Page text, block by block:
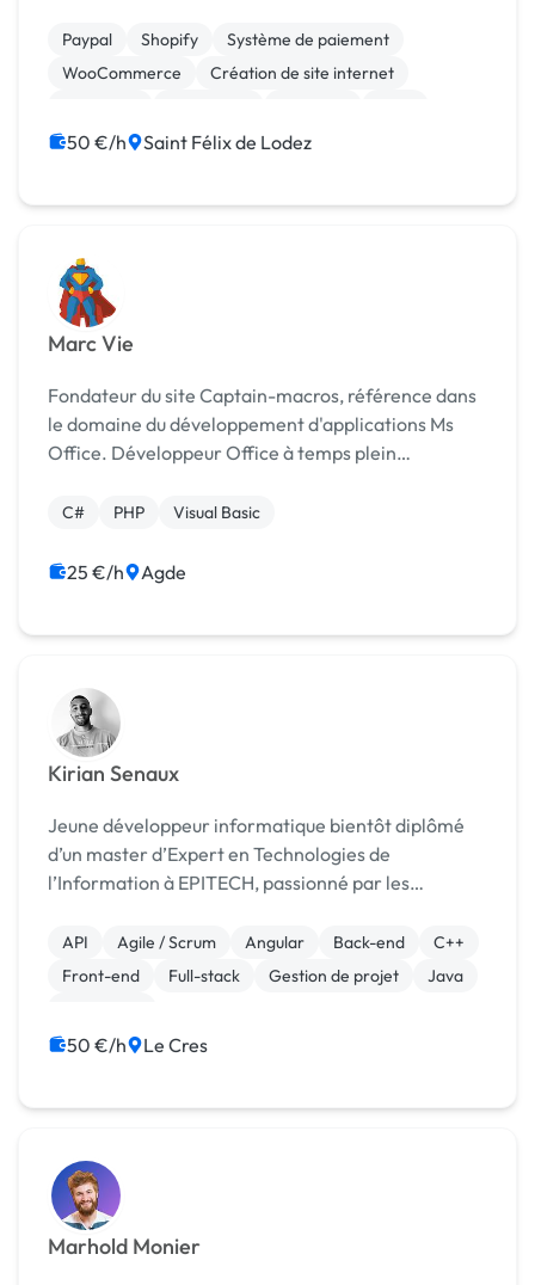
informatiques grand public pour lla revue Micro
Pratiq...
Paypal Shopify
Système de paiement
WooCommerce
Création de site internet
50 €/h Saint Félix de Lodez
Marc Vie
Fondateur du site Captain-macros, référence dans
le domaine du développement d'applications Ms
Office. Développeur Office à temps plein
Access, Outlook, Word. 👉 Je peux automatiser
C# PHP Visual Basic
25 €/h Agde
Kirian Senaux
Jeune développeur informatique bientôt diplômé
d’un master d’Expert en Technologies de
l’Information à EPITECH, passionné par les
le désir de relever des défis stimulants. Mon objectif
est de contrib...
API Agile / Scrum Angular Back-end
C++
Front-end
Full-stack Gestion de projet
Java
50 €/h Le Cres
Marhold Monier